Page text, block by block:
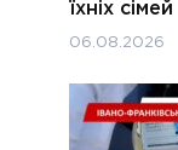
їхніх сімей
06.08.2026